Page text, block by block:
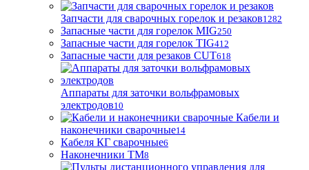
Запчасти для сварочных горелок и резаков1282
Запасные части для горелок MIG250
Запасные части для горелок TIG412
Запасные части для резаков CUT618
Аппараты для заточки вольфрамовых
электродов10
Кабели и
наконечники сварочные14
Кабеля КГ сварочные6
Наконечники ТМ8